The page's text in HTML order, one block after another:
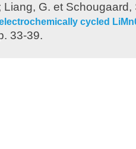
Liang, G. et Schougaard,
cycled
33-39.